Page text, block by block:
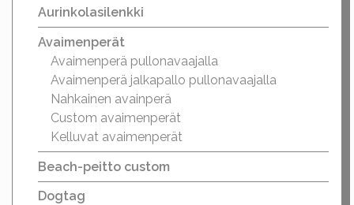
Aurinkolasilenkki
Avaimenperät
Avaimenperä pullonavaajalla
Avaimenperä jalkapallo pullonavaajalla
Nahkainen avainperä
Custom avaimenperät
Kelluvat avaimenperät
Beach-peitto custom
Dogtag